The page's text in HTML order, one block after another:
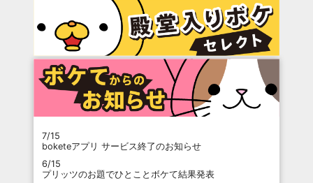
7/15
boketeアプリ サービス終了のお知らせ
6/15
プリッツのお題でひとことボケて結果発表